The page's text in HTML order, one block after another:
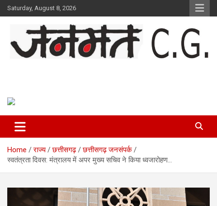
Skip
to
Saturday, August 8, 2026
Home राज्य छत्तीसगढ़
छत्तीसगढ़ जनसंपर्क
स्वतंत्रता दिवस: मंत्रालय में अपर मुख्य सचिव ने किया ध्वजारोहण…